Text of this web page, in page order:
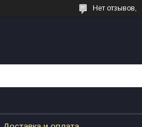
Нет отзывов,